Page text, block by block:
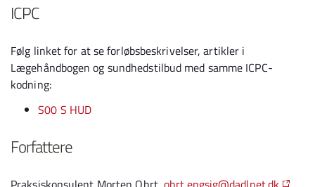
ICPC
Følg linket for at se forløbsbeskrivelser, artikler i
Lægehåndbogen og sundhedstilbud med samme ICPC-
kodning:
S00 S HUD
Forfattere